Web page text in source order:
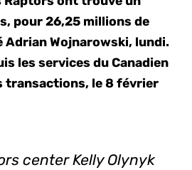
pour 26,25 millions de
Adrian Wojnarowski, lundi.
les services du Canadien
transactions, le 8 février
center Kelly Olynyk